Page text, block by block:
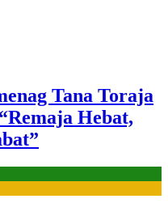
Tana Toraja
Hebat,